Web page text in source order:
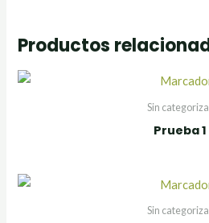
Productos
Sin
Prueba 1
Sin